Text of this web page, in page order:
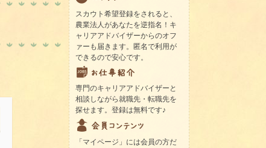
スカウト希望登録をされると、
農業法人があなたを逆指名！キ
ャリアアドバイザーからのオフ
ァーも届きます。匿名で利用が
できるので安心です。
専門のキャリアアドバイザーと
相談しながら就職先・転職先を
探せます。登録は無料です♪
「マイページ」には会員の方だ